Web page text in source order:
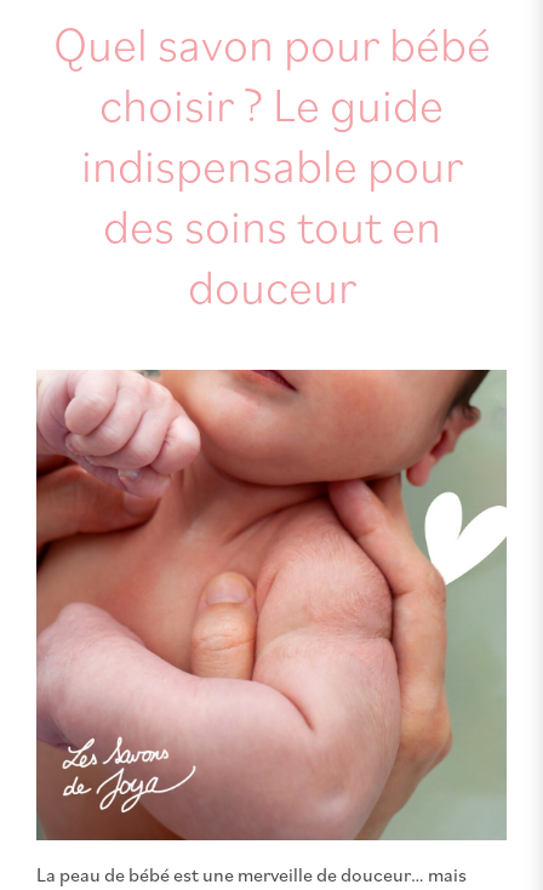
Quel savon pour bébé
choisir ? Le guide
indispensable pour
des soins tout en
douceur
La peau de bébé est une merveille de douceur… mais